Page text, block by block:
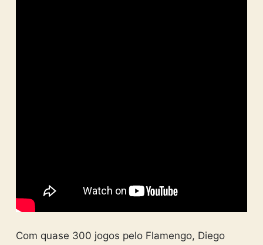
Com quase 300 jogos pelo Flamengo, Diego